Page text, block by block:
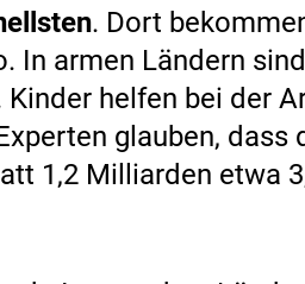
. Dort
In armen Ländern
helfen bei der
glauben, dass
1,2 Milliarden etwa